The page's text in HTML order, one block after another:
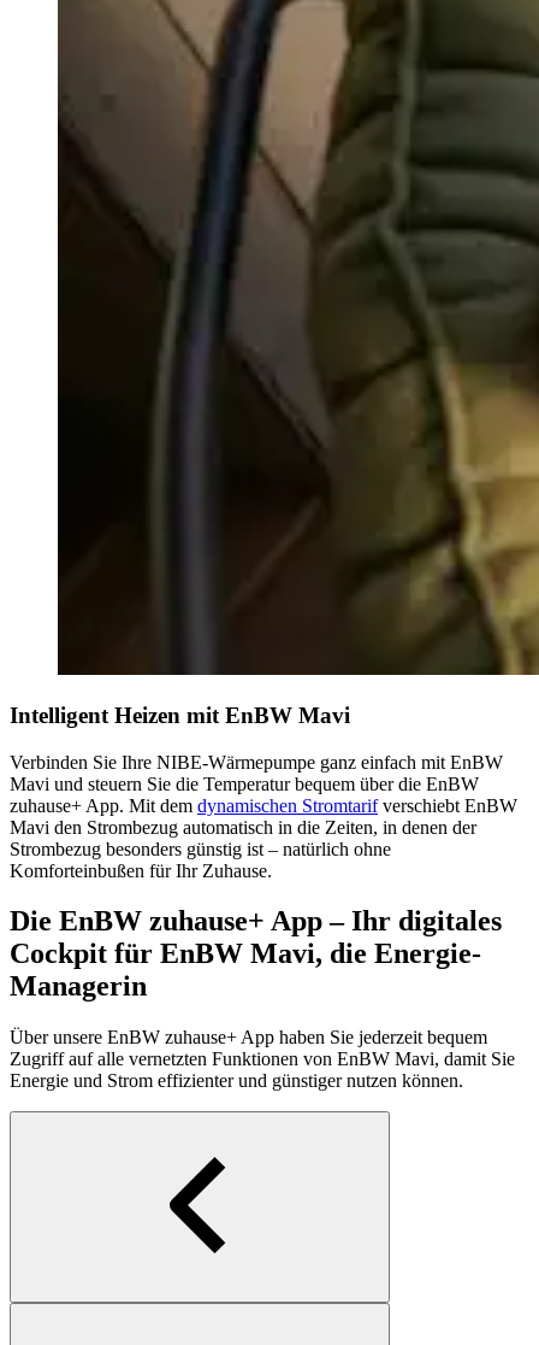
Intelligent Heizen mit EnBW Mavi
Verbinden Sie Ihre NIBE-Wärmepumpe ganz einfach mit EnBW
Mavi und steuern Sie die Temperatur bequem über die EnBW
zuhause+ App. Mit dem dynamischen Stromtarifverschiebt EnBW
Mavi den Strombezug automatisch in die Zeiten, in denen der
Strombezug besonders günstig ist – natürlich ohne
Komforteinbußen für Ihr Zuhause.
Die EnBW zuhause+ App – Ihr digitales
Cockpit für EnBW Mavi, die Energie-
Managerin
Über unsere EnBW zuhause+ App haben Sie jederzeit bequem
Zugriff auf alle vernetzten Funktionen von EnBW Mavi, damit Sie
Energie und Strom effizienter und günstiger nutzen können.